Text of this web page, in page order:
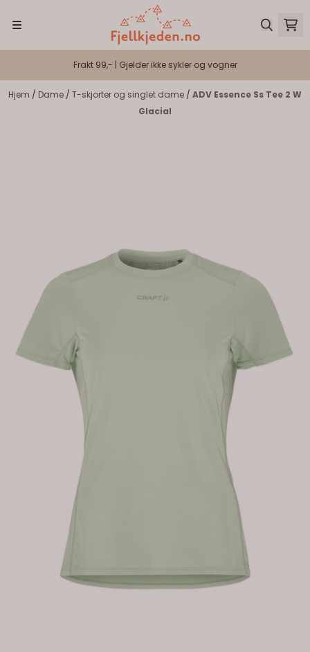
Frakt 99,- | Gjelder ikke sykler og vogner
Hjem / Dame / T-skjorter og singlet dame / ADV Essence Ss Tee 2 W
Glacial